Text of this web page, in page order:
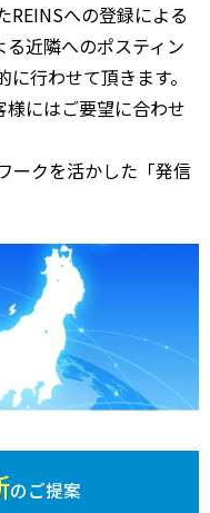
REINSへの登録による
近隣へのポスティン
行わせて頂きます。
にはご要望に合わせ
ークを活かした「発信
のご提案